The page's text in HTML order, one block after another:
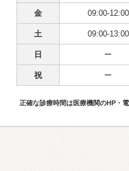
金 09:00-12:00
土 09:00-13:00
日 ー
祝 ー
正確な診療時間は医療機関のHP・